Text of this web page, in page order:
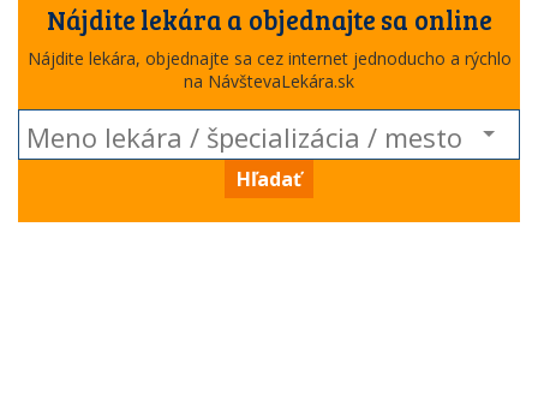
Nájdite lekára a objednajte sa online
Nájdite lekára, objednajte sa cez internet jednoducho a rýchlo
na NávštevaLekára.sk
Hľadať